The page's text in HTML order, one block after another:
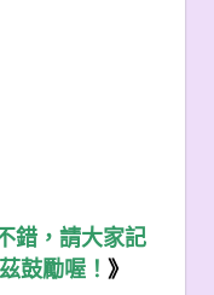
錯，請大家記
鼓勵喔！ 》